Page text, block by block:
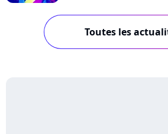
Toutes les